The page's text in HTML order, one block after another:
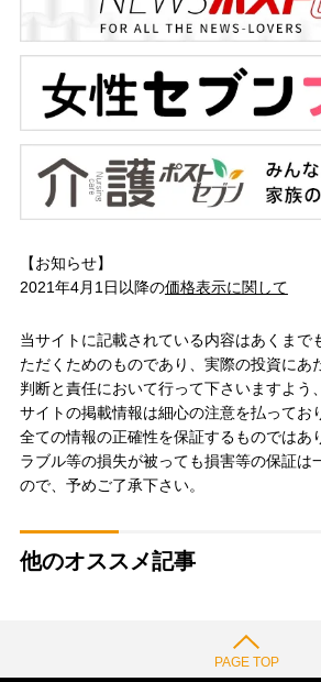
【お知らせ】
2021年4月1日以降の価格表示に関して
当サイトに記載されている内容はあくまで
ただくためのものであり、実際の投資にあ
判断と責任において行って下さいますよう
サイトの掲載情報は細心の注意を払ってお
全ての情報の正確性を保証するものではあ
ラブル等の損失が被っても損害等の保証は
ので、予めご了承下さい。
他のオススメ記事
PAGE TOP